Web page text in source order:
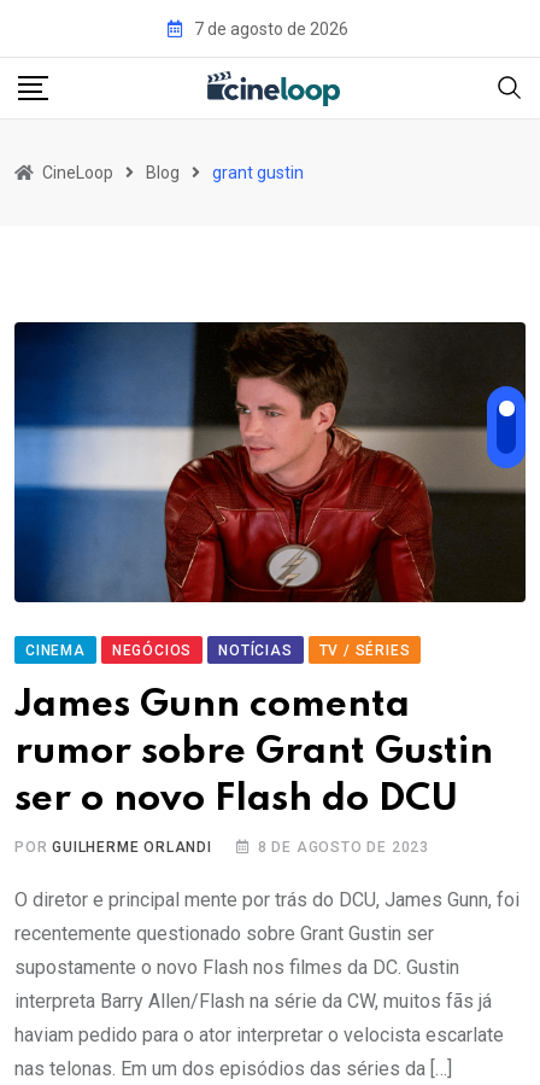
7 de agosto de 2026
CineLoop Blog grant gustin
CINEMA NEGÓCIOS NOTÍCIAS TV / SÉRIES
James Gunn comenta
rumor sobre Grant Gustin
ser o novo Flash do DCU
PORGUILHERME ORLANDI 8 DE AGOSTO DE 2023
O diretor e principal mente por trás do DCU, James Gunn, foi
recentemente questionado sobre Grant Gustin ser
supostamente o novo Flash nos filmes da DC. Gustin
interpreta Barry Allen/Flash na série da CW, muitos fãs já
haviam pedido para o ator interpretar o velocista escarlate
nas telonas. Em um dos episódios das séries da […]